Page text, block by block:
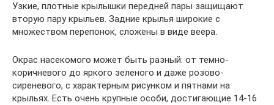
Узкие, плотные крылышки передней пары защищают
вторую пару крыльев. Задние крылья широкие с
множеством перепонок, сложены в виде веера.
Окрас насекомого может быть разный: от темно-
коричневого до яркого зеленого и даже розово-
сиреневого, с характерным рисунком и пятнами на
крыльях. Есть очень крупные особи, достигающие 14-16